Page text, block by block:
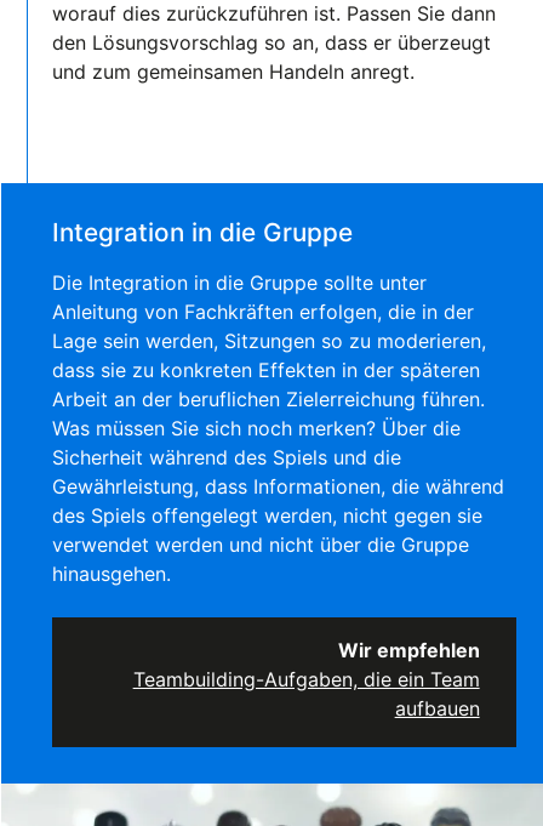
worauf dies zurückzuführen ist. Passen Sie dann
den Lösungsvorschlag so an, dass er überzeugt
und zum gemeinsamen Handeln anregt.
Integration in die Gruppe
Die Integration in die Gruppe sollte unter
Anleitung von Fachkräften erfolgen, die in der
Lage sein werden, Sitzungen so zu moderieren,
dass sie zu konkreten Effekten in der späteren
Arbeit an der beruflichen Zielerreichung führen.
Was müssen Sie sich noch merken? Über die
Sicherheit während des Spiels und die
Gewährleistung, dass Informationen, die während
des Spiels offengelegt werden, nicht gegen sie
verwendet werden und nicht über die Gruppe
hinausgehen.
Wir empfehlen
Teambuilding-Aufgaben, die ein Team
aufbauen